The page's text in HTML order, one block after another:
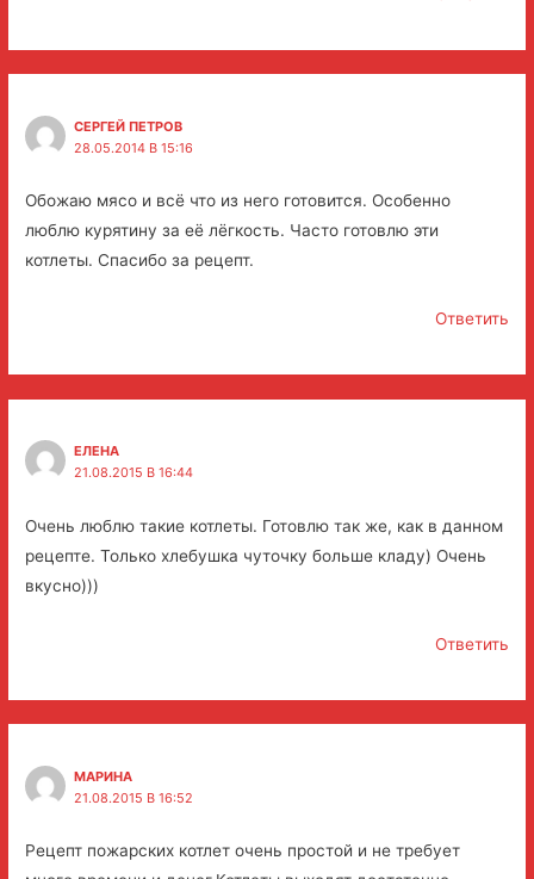
СЕРГЕЙ ПЕТРОВ
28.05.2014 В 15:16
Обожаю мясо и всё что из него готовится. Особенно
люблю курятину за её лёгкость. Часто готовлю эти
котлеты. Спасибо за рецепт.
Ответить
ЕЛЕНА
21.08.2015 В 16:44
Очень люблю такие котлеты. Готовлю так же, как в данном
рецепте. Только хлебушка чуточку больше кладу) Очень
вкусно)))
Ответить
МАРИНА
21.08.2015 В 16:52
Рецепт пожарских котлет очень простой и не требует